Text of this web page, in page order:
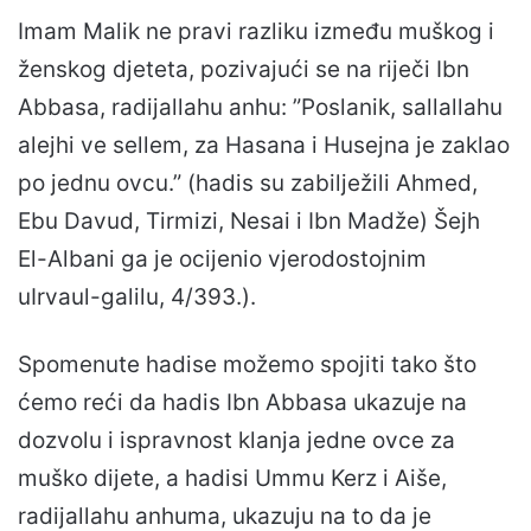
Imam Malik ne pravi razliku između muškog i
ženskog djeteta, pozivajući se na riječi Ibn
Abbasa, radijallahu anhu: ”Poslanik, sallallahu
alejhi ve sellem, za Hasana i Husejna je zaklao
po jednu ovcu.” (hadis su zabilježili Ahmed,
Ebu Davud, Tirmizi, Nesai i Ibn Madže) Šejh
El-Albani ga je ocijenio vjerodostojnim
uIrvaul-galilu, 4/393.).
Spomenute hadise možemo spojiti tako što
ćemo reći da hadis Ibn Abbasa ukazuje na
dozvolu i ispravnost klanja jedne ovce za
muško dijete, a hadisi Ummu Kerz i Aiše,
radijallahu anhuma, ukazuju na to da je